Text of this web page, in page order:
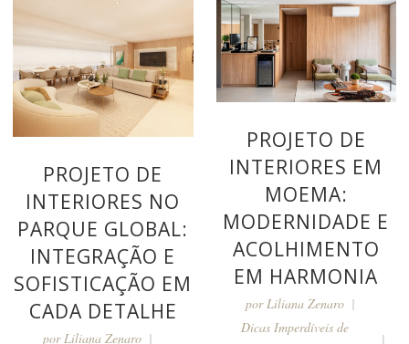
PROJETO DE
INTERIORES NO
PARQUE GLOBAL:
INTEGRAÇÃO E
SOFISTICAÇÃO EM
CADA DETALHE
por Liliana Zenaro
PROJETO DE
INTERIORES EM
MOEMA:
MODERNIDADE E
ACOLHIMENTO
EM HARMONIA
porLiliana Zenaro
Dicas Imperdíveis de